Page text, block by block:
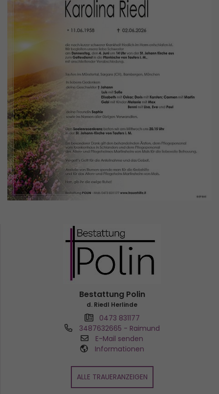
Bestattung Polin
d. Riedl Herlinde
0473 831177
3487632665 - Raimund
E-Mail senden
Informationen
ALLE TRAUERANZEIGEN